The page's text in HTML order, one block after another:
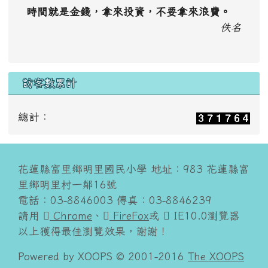
時間就是金錢，拿來投資，不要拿來浪費。
佚名
訪客數累計
總計：
花蓮縣富里鄉明里國民小學 地址：983 花蓮縣富
里鄉明里村一鄰16號
電話：03-8846003 傳真：03-8846239
請用
Chrome 、 FireFox或
IE10.0瀏覽器
以上獲得最佳瀏覽效果，謝謝！
Powered by XOOPS © 2001-2016 The XOOPS